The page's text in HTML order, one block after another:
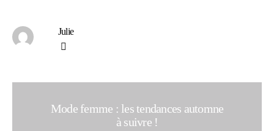
Julie
Mode femme : les tendances automne
à suivre !